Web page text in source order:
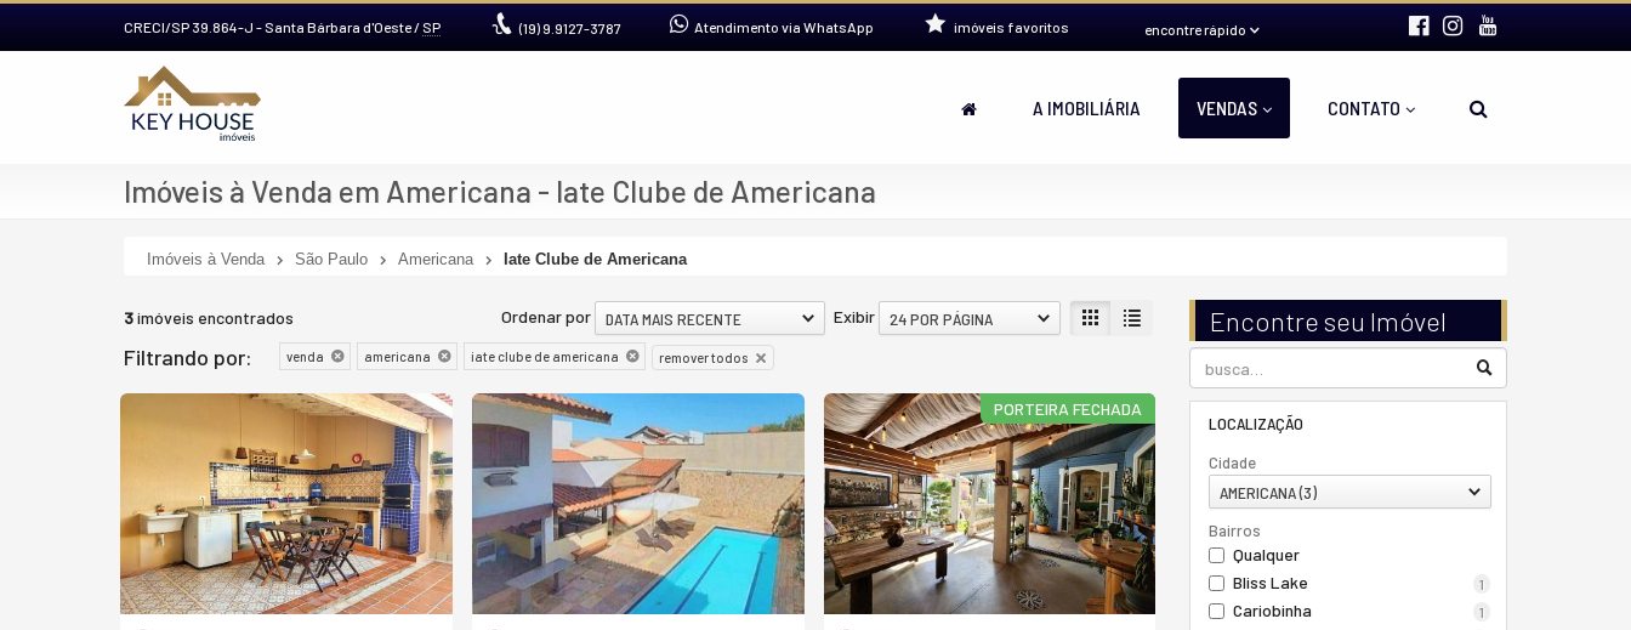
CRECI/SP 39.864-J - Santa Bárbara d'Oeste / SP (19)9.9127-3787 Atendimento via WhatsApp encontre rápido
imóveis favoritos
A IMOBILIÁRIA VENDAS CONTATO
Imóveis à Venda em Americana - Iate Clube de Americana
Imóveis à Venda São Paulo Americana Iate Clube de Americana
Encontre seu Imóvel
LOCALIZAÇÃO
Cidade
AMERICANA (3)
Bairros
Qualquer
Bliss Lake
1
Cariobinha 1
3imóveis encontrados Exibir 24 POR PÁGINA
Ordenar por DATA MAIS RECENTE
Filtrando por: venda americana iate clube de americana remover todos
PORTEIRA FECHADA